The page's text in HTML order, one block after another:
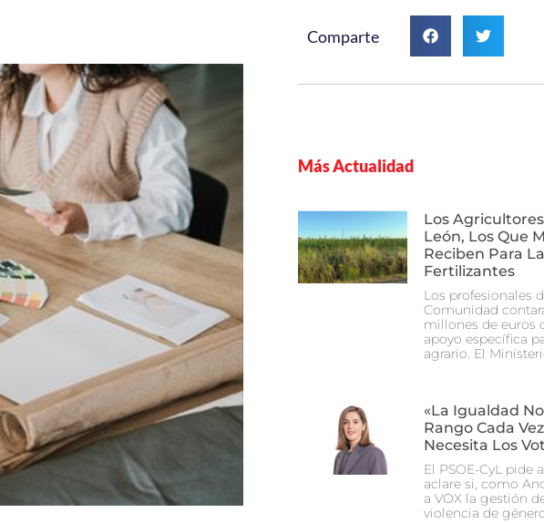
Comparte
Más Actualidad
Los
León, Los Que
Reciben Para
Fertilizantes
Los profesionales
Comunidad
millones de euros
apoyo específica
agrario. El
«La Igualdad
Rango Cada
Necesita Los
El PSOE-CyL pide
aclare si, como
a VOX la gestión
violencia de